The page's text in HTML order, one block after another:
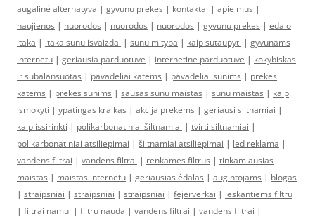
augalinė alternatyva | gyvunu prekes | kontaktai | apie mus |
naujienos | nuorodos | nuorodos | nuorodos | gyvunu prekes | edalo
itaka | itaka sunu isvaizdai | sunu mityba | kaip sutaupyti | gyvunams
internetu | geriausia parduotuve | internetine parduotuve | kokybiskas
ir subalansuotas | pavadeliai katems | pavadeliai sunims | prekes
katems | prekes sunims | sausas sunu maistas | sunu maistas | kaip
ismokyti | ypatingas kraikas | akcija prekems | geriausi siltnamiai |
kaip issirinkti | polikarbonatiniai šiltnamiai | tvirti siltnamiai |
polikarbonatiniai atsiliepimai | šiltnamiai atsiliepimai | led reklama |
vandens filtrai | vandens filtrai | renkamės filtrus | tinkamiausias
maistas | maistas internetu | geriausias ėdalas | augintojams | blogas
| straipsniai | straipsniai | straipsniai | fejerverkai | ieskantiems filtru
| filtrai namui | filtru nauda | vandens filtrai | vandens filtrai |